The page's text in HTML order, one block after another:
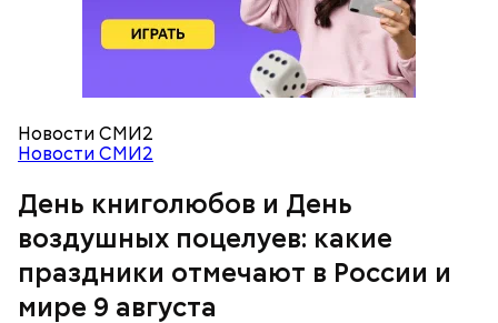
Новости СМИ2
Новости СМИ2
День книголюбов и День
воздушных поцелуев: какие
праздники отмечают в России и
мире 9 августа
День воздушных поцелуев